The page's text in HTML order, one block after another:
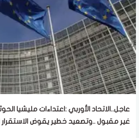
عاجل..الاتحاد الأوربي :اعتداءات مليشيا
غير مقبول ..وتصعيد خطير يقوض الاستقرار